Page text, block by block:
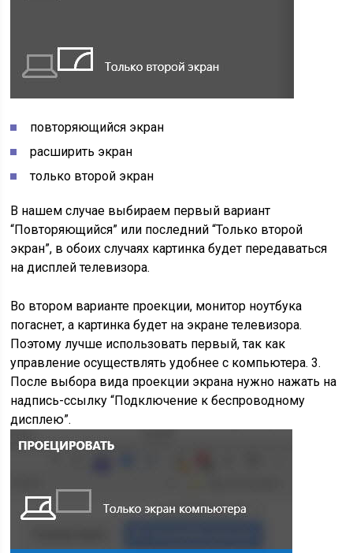
повторяющийся экран
расширить экран
только второй экран
В нашем случае выбираем первый вариант
“Повторяющийся” или последний “Только второй
экран”, в обоих случаях картинка будет передаваться
на дисплей телевизора.
Во втором варианте проекции, монитор ноутбука
погаснет, а картинка будет на экране телевизора.
Поэтому лучше использовать первый, так как
управление осуществлять удобнее с компьютера. 3.
После выбора вида проекции экрана нужно нажать на
надпись-ссылку “Подключение к беспроводному
дисплею”.